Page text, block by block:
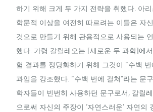
하기 위해 크게 두 가지 전략을 취했다. 아
학문적 이상을 여전히 따르려는 이들은 자
것으로 만들기 위해 관용적으로 사용되는
했다. 가령 갈릴레오는 [새로운 두 과학]에
험 결과를 정당화하기 위해 그것이 “수백 번
과임을 강조했다. “수백 번에 걸쳐”라는 문
학자들이 빈번히 사용하던 문구로서, 갈릴
으로써 자신의 주장이 ‘자연스러운’ 자연의